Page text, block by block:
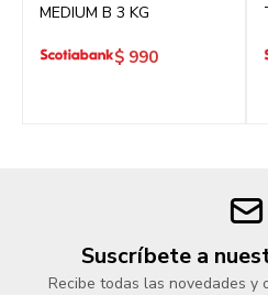
MEDIUM B 3 KG
$ 990
Suscríbete a
Recibe todas las novedades y